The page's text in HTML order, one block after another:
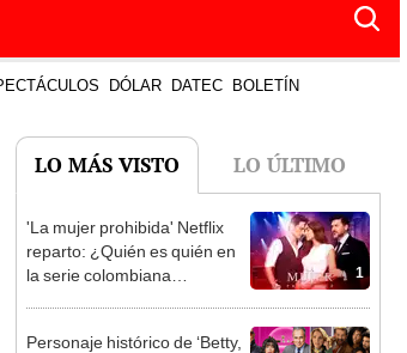
DÓLAR DATEC BOLETÍN
LO MÁS VISTO LO ÚLTIMO
1
'La mujer prohibida' Netflix
reparto: ¿Quién es quién en
la serie colombiana
Personaje histórico de ‘Betty,